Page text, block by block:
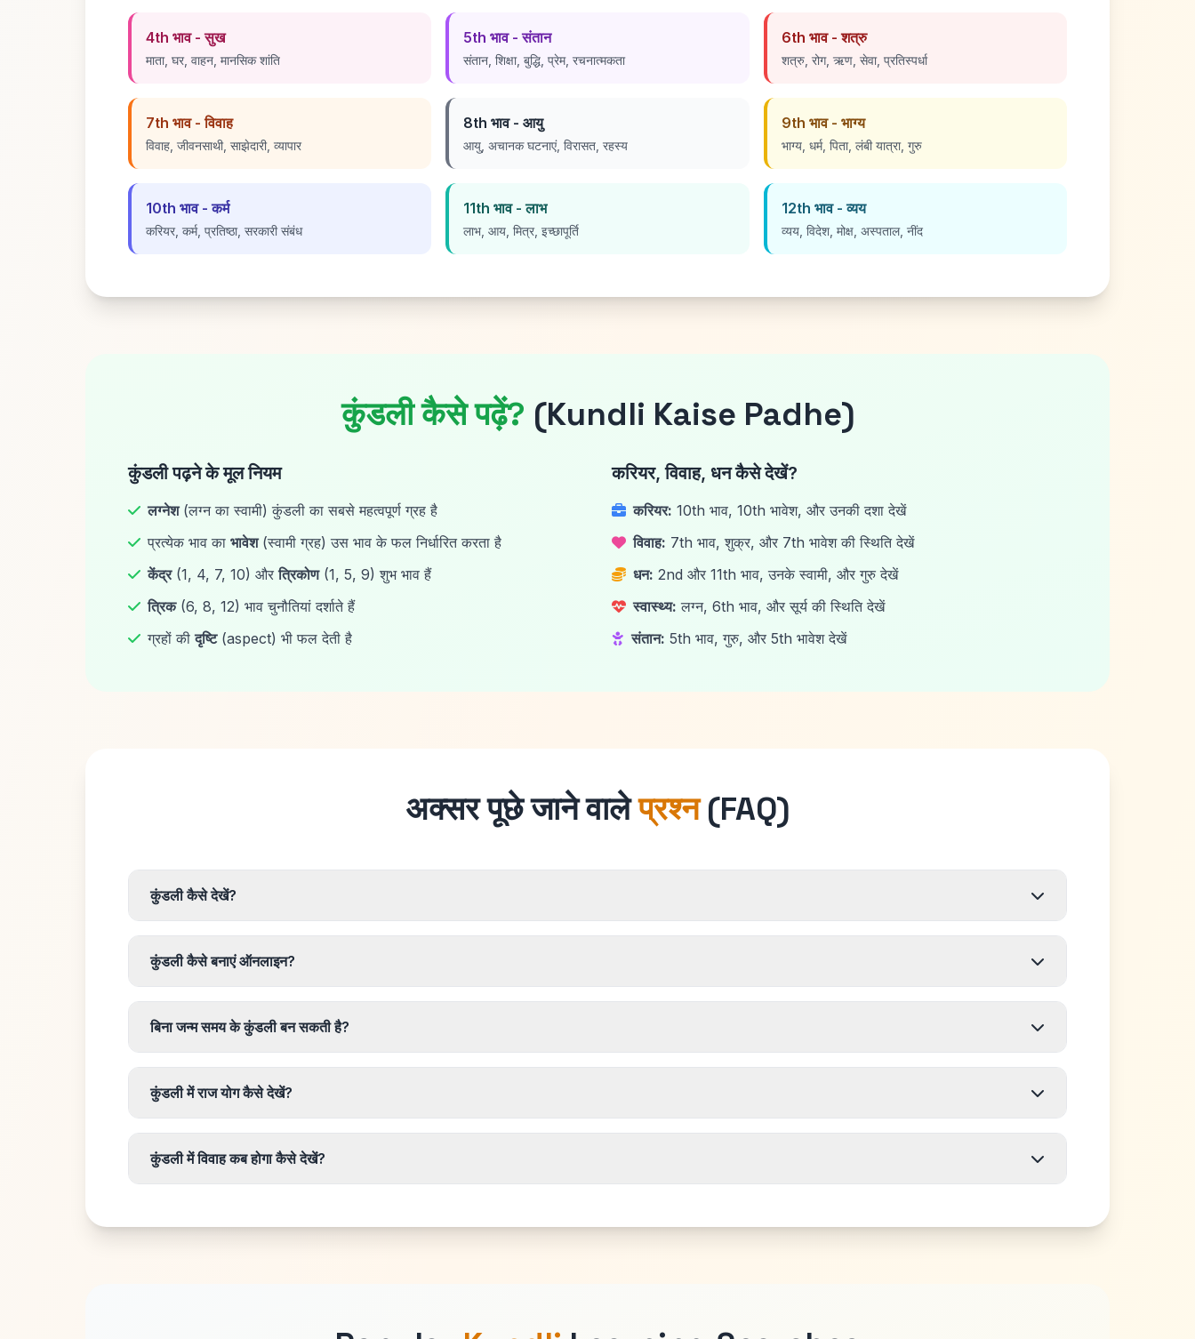
4th भाव - सुख
माता, घर, वाहन, मानसिक शांति
5th भाव - संतान
संतान, शिक्षा, बुद्धि, प्रेम, रचनात्मकता
6th भाव - शत्रु
शत्रु, रोग, ऋण, सेवा, प्रतिस्पर्धा
7th भाव - विवाह
विवाह, जीवनसाथी, साझेदारी, व्यापार
8th भाव - आयु
आयु, अचानक घटनाएं, विरासत, रहस्य
9th भाव - भाग्य
भाग्य, धर्म, पिता, लंबी यात्रा, गुरु
10th भाव - कर्म
करियर, कर्म, प्रतिष्ठा, सरकारी संबंध
11th भाव - लाभ
लाभ, आय, मित्र, इच्छापूर्ति
12th भाव - व्यय
व्यय, विदेश, मोक्ष, अस्पताल, नींद
कुंडली कैसे पढ़ें? (Kundli Kaise Padhe)
कुंडली पढ़ने के मूल नियम
लग्नेश(लग्न का स्वामी) कुंडली का सबसे महत्वपूर्ण ग्रह है
प्रत्येक भाव का भावेश(स्वामी ग्रह) उस भाव के फल निर्धारित करता है
केंद्र(1, 4, 7, 10) औरत्रिकोण(1, 5, 9) शुभ भाव हैं
त्रिक(6, 8, 12) भाव चुनौतियां दर्शाते हैं
ग्रहों कीदृष्टि(aspect) भी फल देती है
करियर, विवाह, धन कैसे देखें?
करियर: 10th भाव, 10th भावेश, और उनकी दशा देखें
विवाह: 7th भाव, शुक्र, और 7th भावेश की स्थिति देखें
धन: 2nd और 11th भाव, उनके स्वामी, और गुरु देखें
स्वास्थ्य: लग्न, 6th भाव, और सूर्य की स्थिति देखें
संतान: 5th भाव, गुरु, और 5th भावेश देखें
अक्सर पूछे जाने वालेप्रश्न(FAQ)
कुंडली कैसे देखें?
कुंडली कैसे बनाएं ऑनलाइन?
बिना जन्म समय के कुंडली बन सकती है?
कुंडली में राज योग कैसे देखें?
कुंडली में विवाह कब होगा कैसे देखें?